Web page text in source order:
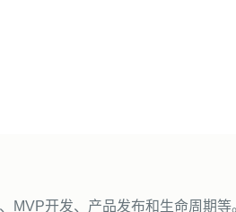
开发、产品发布和生命周期等